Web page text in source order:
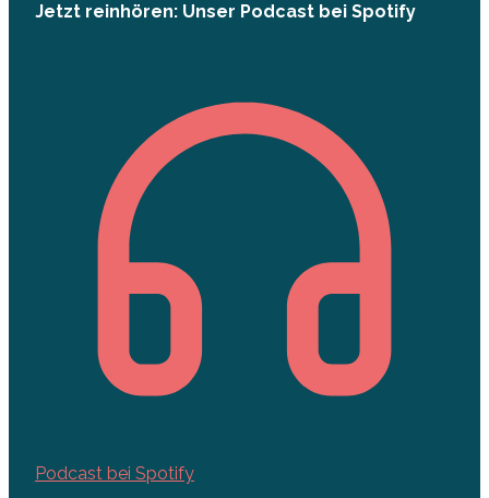
Jetzt reinhören: Unser Podcast bei Spotify
Podcast bei Spotify